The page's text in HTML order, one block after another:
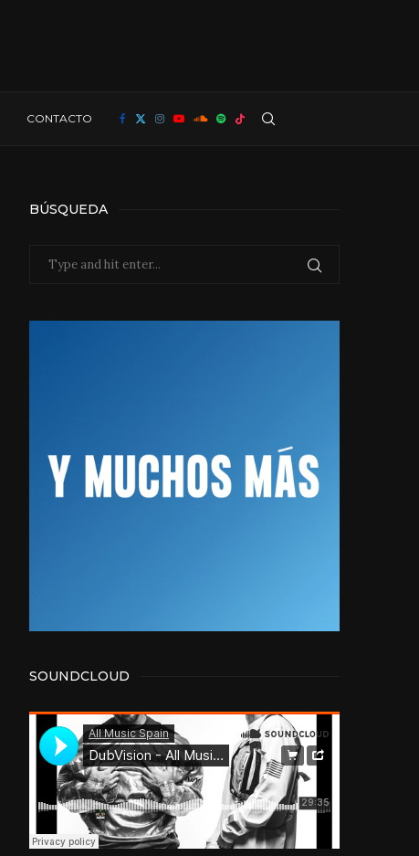
CONTACTO
BÚSQUEDA
SOUNDCLOUD